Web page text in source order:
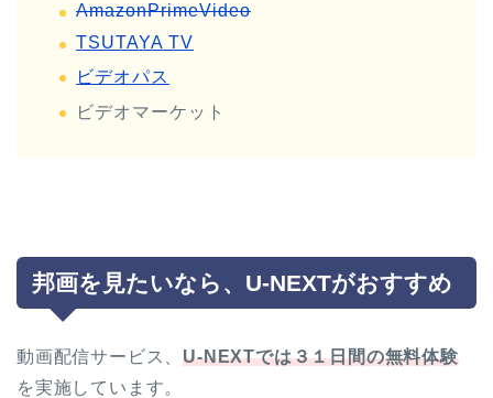
AmazonPrimeVideo
TSUTAYA TV
ビデオパス
ビデオマーケット
邦画を見たいなら、U-NEXTがおすすめ
動画配信サービス、U-NEXTでは３１日間の無料体験
を実施しています。